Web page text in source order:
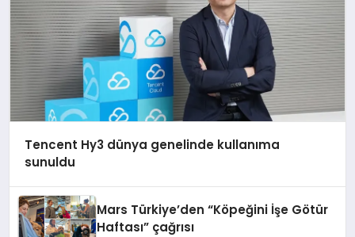
Tencent Hy3 dünya genelinde kullanıma
sunuldu
Mars Türkiye’den “Köpeğini İşe Götür
Haftası” çağrısı